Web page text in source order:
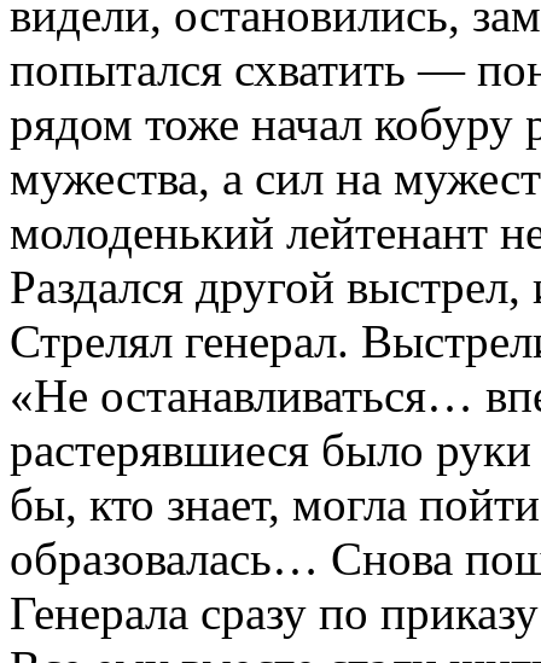
видели, остановились,
попытался схватить —
рядом тоже начал кобуру
мужества, а сил на
молоденький лейтенант
Раздался другой
Стрелял генерал.
«Не останавливаться…
растерявшиеся было руки
бы, кто знает, могла
образовалась… Снова
Генерала сразу по